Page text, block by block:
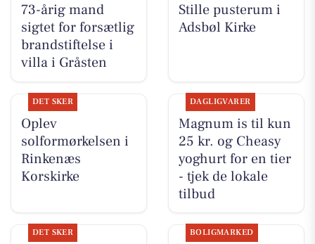
73-årig mand
sigtet for forsætlig
brandstiftelse i
villa i Gråsten
Stille pusterum i
Adsbøl Kirke
DET SKER
Oplev
solformørkelsen i
Rinkenæs
Korskirke
DAGLIGVARER
Magnum is til kun
25 kr. og Cheasy
yoghurt for en tier
- tjek de lokale
tilbud
DET SKER BOLIGMARKED